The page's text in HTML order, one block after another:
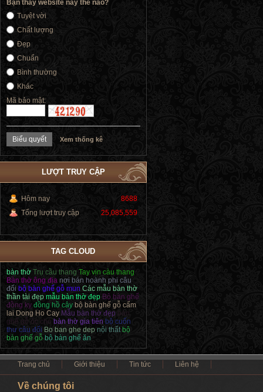
Bạn thấy website này thế nào?
Tuyệt vời
Chất lượng
Đẹp
Chuẩn
Bình thường
Khác
Mã bảo mật:
Xem thống kê
LƯỢT TRUY CẬP
Hôm nay
8688
Tổng lượt truy cập
25,085,559
TAG CLOUD
bàn thờ Trụ cầu thang Tay vịn càu thang
Bàn thờ ông địa nơi bán hoành phi câu
đối bộ bàn ghế gỗ mun Các mẫu bàn thờ
thần tài đẹp mẫu bàn thờ đẹp Bộ bàn ghế
đồng kỵ đồng hồ cây bộ bàn ghế gỗ cẩm
lai Dong Ho Cay Mẫu bàn thờ đẹp
bàn
ghế gỗ óc chó bàn thờ gia tiên bộ cuốn
thư câu đối Bo ban ghe dep nội thất bộ
bàn ghế gỗ bộ bàn ghế ăn
Trang chủ Giới thiệu Tin tức Liên hệ
Về chúng tôi